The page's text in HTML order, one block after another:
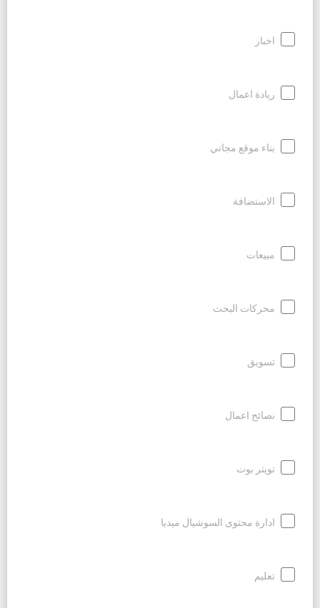
اخبار
ريادة اعمال
بناء موقع مجاني
الاستضافة
مبيعات
محركات البحث
تسويق
نصائح اعمال
تويتر بوت
ادارة محتوى السوشيال ميديا
تعليم